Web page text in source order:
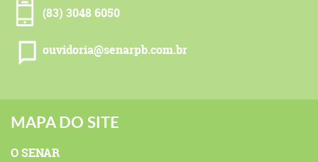
(83) 3048 6050
ouvidoria@senarpb.com.br
MAPA DO SITE
O SENAR